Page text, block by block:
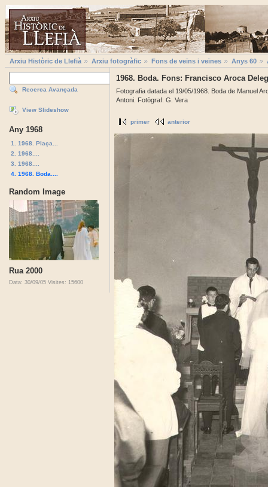
Arxiu Històric de Llefià Arxiu fotogràfic Fons de veïns i veïnes Anys 60
Recerca Avançada
View Slideshow
Any 1968
1. 1968. Plaça...
2. 1968....
3. 1968....
4. 1968. Boda....
Random Image
Rua 2000
Data: 30/09/05 Visites: 15600
1968. Boda. Fons: Francisco Aroca
Fotografia datada el 19/05/1968. Boda de Manuel
Antoni. Fotògraf: G. Vera
primer anterior